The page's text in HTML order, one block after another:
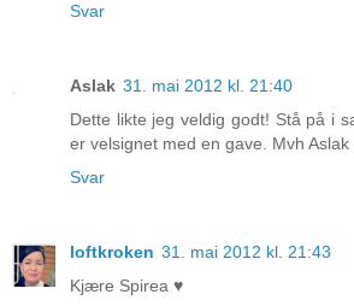
Svar
Aslak 31. mai 2012 kl. 21:40
Dette likte jeg veldig godt! Stå på i
er velsignet med en gave. Mvh Aslak
Svar
loftkroken 31. mai 2012 kl. 21:43
Kjære Spirea ♥